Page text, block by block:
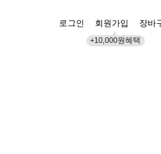
로그인 회원가입
+10,000원혜택
장바